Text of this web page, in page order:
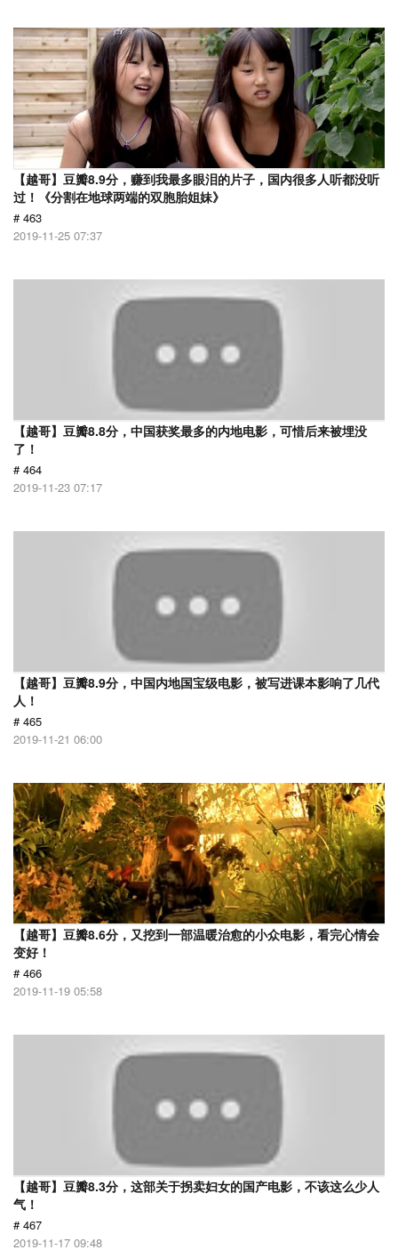
【越哥】豆瓣8.9分，赚到我最多眼泪的片子，国内很多人听都没听
过！《分割在地球两端的双胞胎姐妹》
# 463
2019-11-25 07:37
【越哥】豆瓣8.8分，中国获奖最多的内地电影，可惜后来被埋没
了！
# 464
2019-11-23 07:17
【越哥】豆瓣8.9分，中国内地国宝级电影，被写进课本影响了几代
人！
# 465
2019-11-21 06:00
【越哥】豆瓣8.6分，又挖到一部温暖治愈的小众电影，看完心情会
变好！
# 466
2019-11-19 05:58
【越哥】豆瓣8.3分，这部关于拐卖妇女的国产电影，不该这么少人
气！
# 467
2019-11-17 09:48